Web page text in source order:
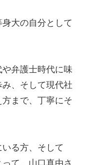
大の自分として
弁護士時代に味
、そして現代社
まで、丁寧にそ
る方、そして
て、山口真由さ